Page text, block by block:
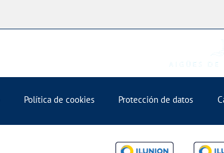
Política de cookies Protección de datos